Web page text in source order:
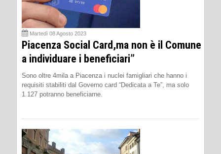
Martedì 08 Agosto 2023
Piacenza Social Card,ma non è il Comune
a individuare i beneficiari”
Sono oltre 4mila a Piacenza i nuclei famigliari che hanno i
requisiti stabiliti dal Governo card “Dedicata a Te”, ma solo
1.127 potranno beneficiarne.